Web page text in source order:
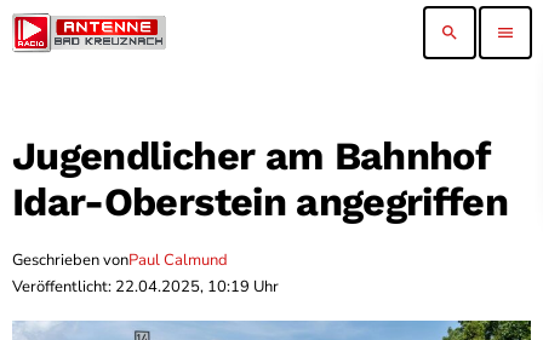
search menu
Jugendlicher am Bahnhof
Idar-Oberstein angegriffen
Geschrieben vonPaul Calmund
Veröffentlicht: 22.04.2025, 10:19 Uhr